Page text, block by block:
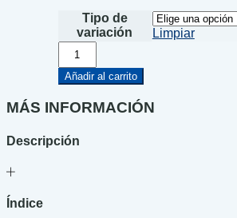
Tipo de
variación
Limpiar
Marina
cantidad
Añadir al carrito
MÁS INFORMACIÓN
Descripción
Índice